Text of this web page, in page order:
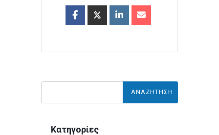
Κατηγορίες